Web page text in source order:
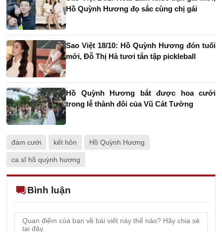
Hồ Quỳnh Hương đọ sắc cùng chị gái
Sao Việt 18/10: Hồ Quỳnh Hương đón tuổi
mới, Đỗ Thị Hà tươi tắn tập pickleball
Hồ Quỳnh Hương bắt được hoa cưới
trong lễ thành đôi của Vũ Cát Tường
đám cưới kết hôn Hồ Quỳnh Hương
ca sĩ hồ quỳnh hương
Bình luận